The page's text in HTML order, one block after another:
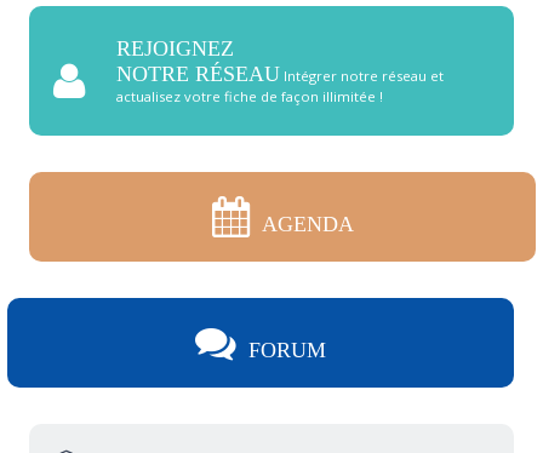
REJOIGNEZ
NOTRE RÉSEAU Intégrer notre réseau et
actualisez votre fiche de façon illimitée !
AGENDA
FORUM